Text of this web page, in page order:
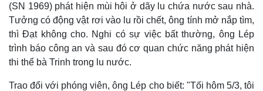
(SN 1969) phát hiện mùi hôi ở dãy lu chứa nước sau nhà.
Tưởng có động vật rơi vào lu rồi chết, ông tính mở nắp tìm,
thì Đạt không cho. Nghi có sự việc bất thường, ông Lép
trình báo công an và sau đó cơ quan chức năng phát hiện
thi thể bà Trinh trong lu nước.
Trao đổi với phóng viên, ông Lép cho biết: "Tối hôm 5/3, tôi